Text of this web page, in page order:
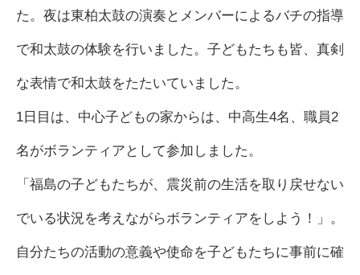
た。夜は東柏太鼓の演奏とメンバーによるバチの指導
で和太鼓の体験を行いました。子どもたちも皆、真剣
な表情で和太鼓をたたいていました。
1日目は、中心子どもの家からは、中高生4名、職員2
名がボランティアとして参加しました。
「福島の子どもたちが、震災前の生活を取り戻せない
でいる状況を考えながらボランティアをしよう！」。
自分たちの活動の意義や使命を子どもたちに事前に確